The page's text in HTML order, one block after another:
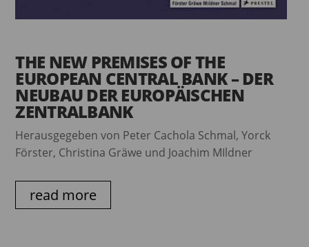
THE NEW PREMISES OF THE
EUROPEAN CENTRAL BANK – DER
NEUBAU DER EUROPÄISCHEN
ZENTRALBANK
Herausgegeben von Peter Cachola Schmal, Yorck
Förster, Christina Gräwe und Joachim MIldner
read more